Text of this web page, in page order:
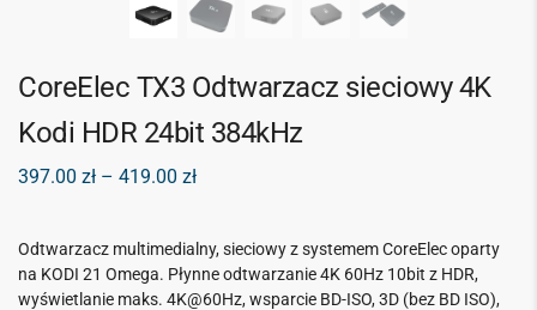
CoreElec TX3 Odtwarzacz sieciowy 4K
Kodi HDR 24bit 384kHz
397.00 zł – 419.00 zł
Odtwarzacz multimedialny, sieciowy z systemem CoreElec oparty
na KODI 21 Omega. Płynne odtwarzanie 4K 60Hz 10bit z HDR,
wyświetlanie maks. 4K@60Hz, wsparcie BD-ISO, 3D (bez BD ISO),